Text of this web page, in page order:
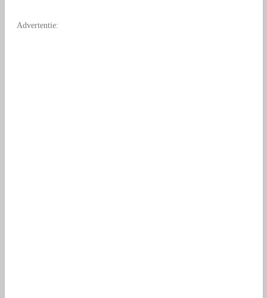
Advertentie: